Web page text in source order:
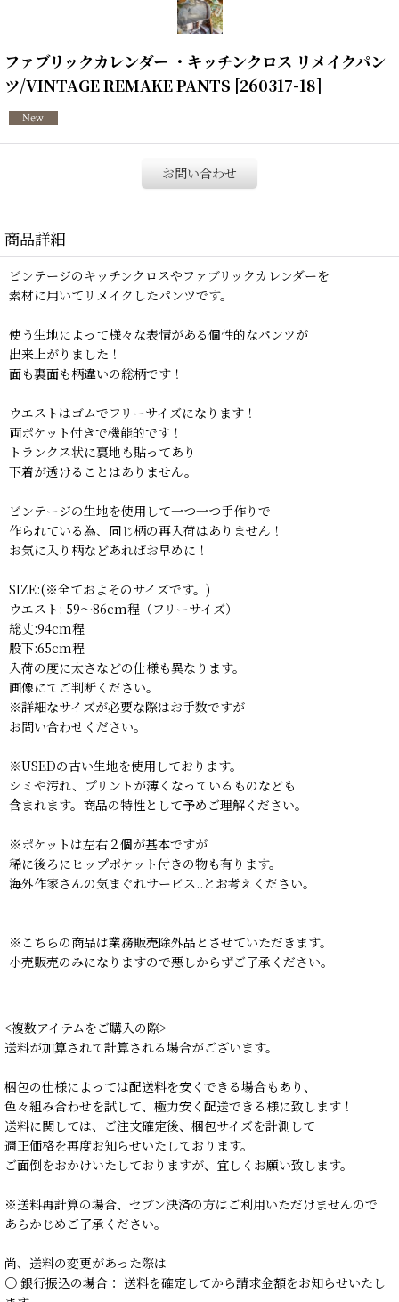
ファブリックカレンダー ・キッチンクロス リメイクパン
ツ/VINTAGE REMAKE PANTS [260317-18]
お問い合わせ
商品詳細
ビンテージのキッチンクロスやファブリックカレンダーを
素材に用いてリメイクしたパンツです。
使う生地によって様々な表情がある個性的なパンツが
出来上がりました！
面も裏面も柄違いの総柄です！
ウエストはゴムでフリーサイズになります！
両ポケット付きで機能的です！
トランクス状に裏地も貼ってあり
下着が透けることはありません。
ビンテージの生地を使用して一つ一つ手作りで
作られている為、同じ柄の再入荷はありません！
お気に入り柄などあればお早めに！
SIZE:(※全ておよそのサイズです。)
ウエスト: 59〜86cm程（フリーサイズ）
総丈:94cm程
股下:65cm程
入荷の度に太さなどの仕様も異なります。
画像にてご判断ください。
※詳細なサイズが必要な際はお手数ですが
お問い合わせください。
※USEDの古い生地を使用しております。
シミや汚れ、プリントが薄くなっているものなども
含まれます。商品の特性として予めご理解ください。
※ポケットは左右２個が基本ですが
稀に後ろにヒップポケット付きの物も有ります。
海外作家さんの気まぐれサービス..とお考えください。
※こちらの商品は業務販売除外品とさせていただきます。
小売販売のみになりますので悪しからずご了承ください。
<複数アイテムをご購入の際>
送料が加算されて計算される場合がございます。
梱包の仕様によっては配送料を安くできる場合もあり、
色々組み合わせを試して、極力安く配送できる様に致します！
送料に関しては、ご注文確定後、梱包サイズを計測して
適正価格を再度お知らせいたしております。
ご面倒をおかけいたしておりますが、宜しくお願い致します。
※送料再計算の場合、セブン決済の方はご利用いただけませんので
あらかじめご了承ください。
尚、送料の変更があった際は
○ 銀行振込の場合： 送料を確定してから請求金額をお知らせいたし